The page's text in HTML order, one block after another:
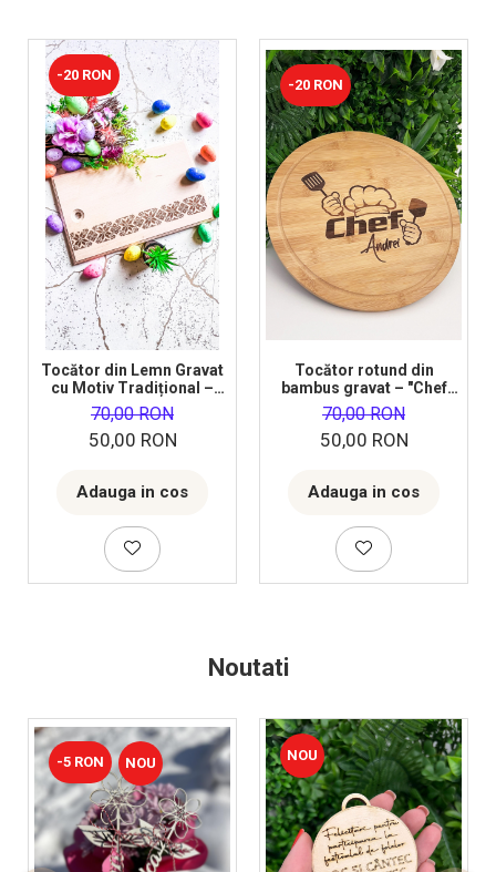
-20 RON
Tocător din Lemn Gravat
cu Motiv Tradițional –
Cadou Autentic |
CadouriLemn.ro
70,00 RON
50,00 RON
Adauga in cos
-20 RON
Tocător rotund din
bambus gravat – "Chef
Andrei" – Cadoul perfect
pentru orice bucătar
pasionat
70,00 RON
50,00 RON
Adauga in cos
Noutati
-5 RON NOU NOU